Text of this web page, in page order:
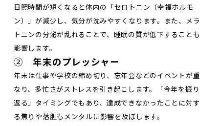
日照時間が短くなると体内の「セロトニン（幸福ホルモ
ン）」が減少し、気分が沈みやすくなります。また、メラ
トニンの分泌が乱れることで、睡眠の質が低下することも
影響します。
②年末のプレッシャー
年末は仕事や学校の締め切り、忘年会などのイベントが重
なり、多忙さがストレスを引き起こします。「今年を振り
返る」タイミングでもあり、達成できなかったことに対す
る焦りや落胆もメンタルに影響を及ぼします。